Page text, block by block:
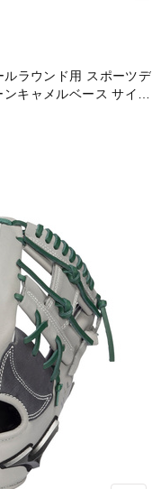
ラウンド用 スポーツデ
キャメルベース サイズ